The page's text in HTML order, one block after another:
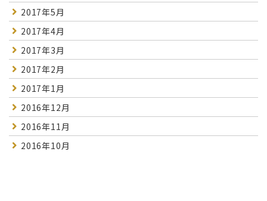
2017年5月
2017年4月
2017年3月
2017年2月
2017年1月
2016年12月
2016年11月
2016年10月